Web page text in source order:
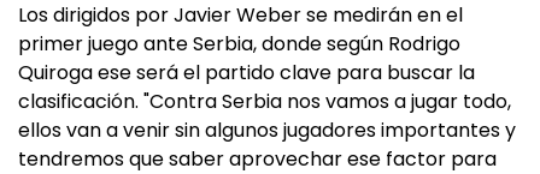
Los dirigidos por Javier Weber se medirán en el
primer juego ante Serbia, donde según Rodrigo
Quiroga ese será el partido clave para buscar la
clasificación. "Contra Serbia nos vamos a jugar todo,
ellos van a venir sin algunos jugadores importantes y
tendremos que saber aprovechar ese factor para